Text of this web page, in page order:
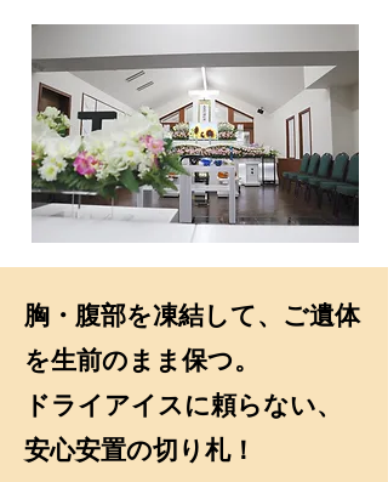
胸・腹部を凍結して、ご遺体
を生前のまま保つ。
ドライアイスに頼らない、
安心安置の切り札！